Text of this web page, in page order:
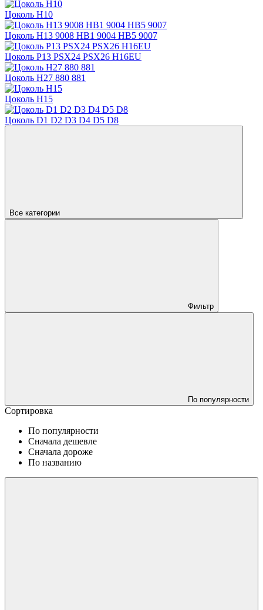
Цоколь H10
Цоколь H13 9008 HB1 9004 HB5 9007
Цоколь P13 PSX24 PSX26 H16EU
Цоколь H27 880 881
Цоколь H15
Цоколь D1 D2 D3 D4 D5 D8
Все категории
Фильтр
По популярности
Сортировка
По популярности
Сначала дешевле
Сначала дороже
По названию